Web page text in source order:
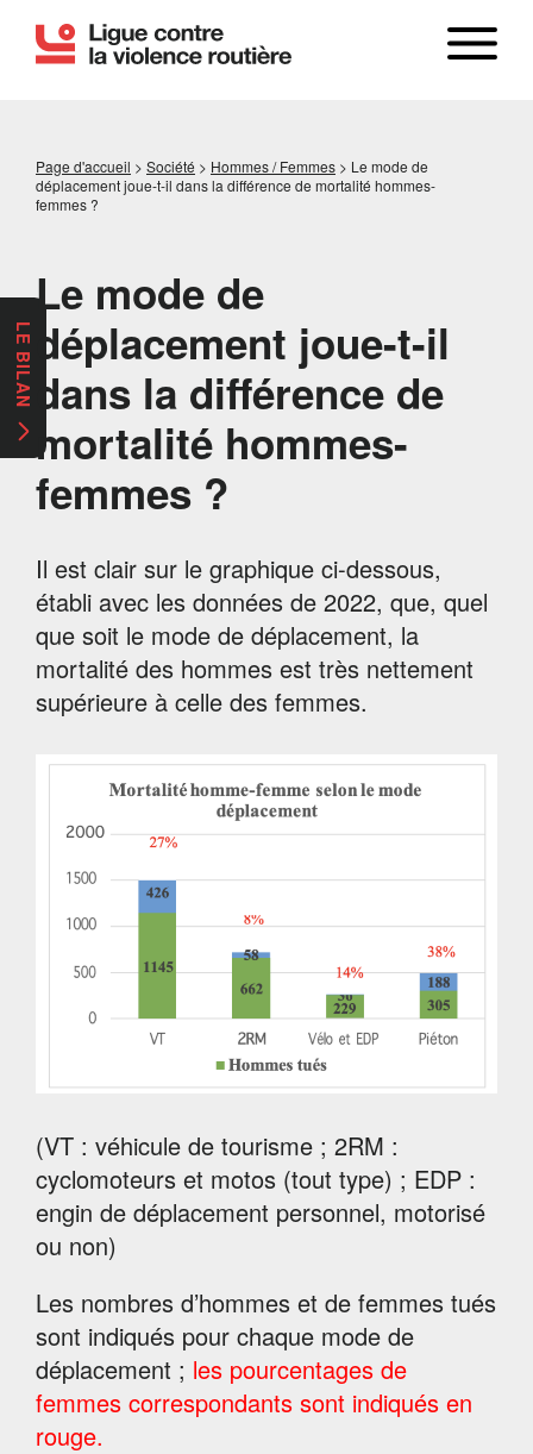
Page d'accueil > Société > Hommes / Femmes > Le mode de
déplacement joue-t-il dans la différence de mortalité hommes-
femmes ?
Le mode de
déplacement joue-t-il
dans la différence de
mortalité hommes-
femmes ?
Il est clair sur le graphique ci-dessous,
établi avec les données de 2022, que, quel
que soit le mode de déplacement, la
mortalité des hommes est très nettement
supérieure à celle des femmes.
(VT : véhicule de tourisme ; 2RM :
cyclomoteurs et motos (tout type) ; EDP :
engin de déplacement personnel, motorisé
ou non)
Les nombres d’hommes et de femmes tués
sont indiqués pour chaque mode de
déplacement ; les pourcentages de
femmes correspondants sont indiqués en
rouge.
LE BILAN